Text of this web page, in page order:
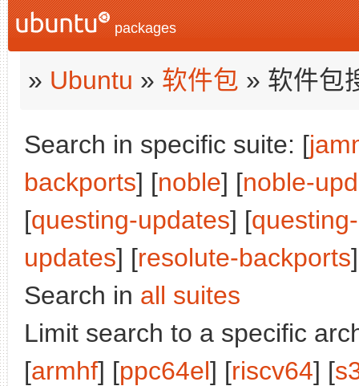
packages
» Ubuntu » 软件包 » 软件包
Search in specific suite: [
backports] [noble] [noble-
[questing-updates] [
updates] [resolute-backports
Search in all suites
Limit search to a specific
[armhf] [ppc64el] [riscv64] [